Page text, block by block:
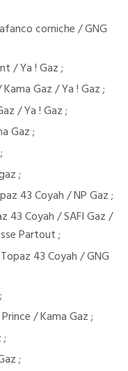
corniche / GNG
/ Ya ! Gaz ;
Gaz / Ya ! Gaz ;
/ Ya ! Gaz ;
Gaz ;
;
43 Coyah / NP Gaz ;
43 Coyah / SAFI Gaz /
Partout ;
43 Coyah / GNG
/ Kama Gaz ;
;
;